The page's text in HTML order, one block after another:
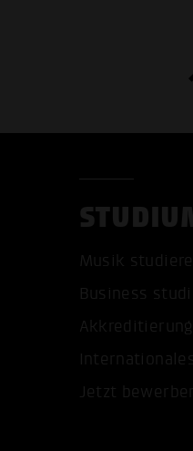
Musik
Business
Akkreditierung
Internationales
Jetzt